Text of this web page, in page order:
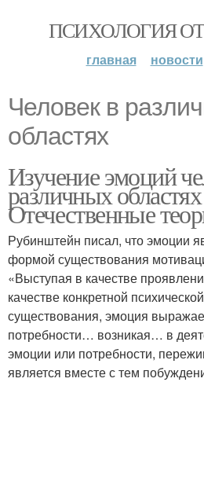
ПСИХОЛОГИЯ
главная новости
Человек в
областях
Изучение эмоций
различных
Отечественные
Рубинштейн писал, что эмоции
формой существования
«Выступая в качестве
качестве конкретной
существования, эмоция
потребности… возникая… в
эмоции или потребности,
является вместе с тем